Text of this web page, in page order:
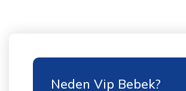
Neden Vip Bebek?